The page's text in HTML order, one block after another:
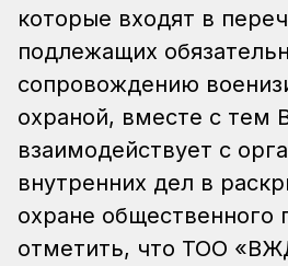
которые входят в
подлежащих
сопровождению
охраной, вместе с тем
взаимодействует с
внутренних дел в
охране общественного
отметить, что ТОО